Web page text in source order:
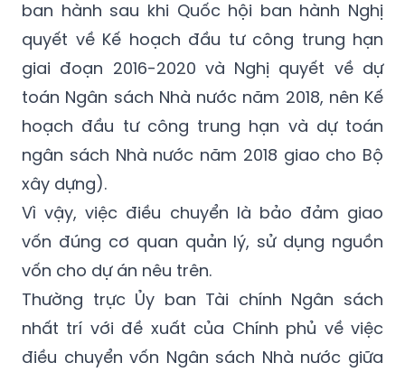
quốc gia Hà Nội tại Hòa Lạc từ Bộ xây dựng
về Đại học Quốc gia Hà Nội (Quyết định trên
ban hành sau khi Quốc hội ban hành Nghị
quyết về Kế hoạch đầu tư công trung hạn
giai đoạn 2016-2020 và Nghị quyết về dự
toán Ngân sách Nhà nước năm 2018, nên Kế
hoạch đầu tư công trung hạn và dự toán
ngân sách Nhà nước năm 2018 giao cho Bộ
xây dựng).
Vì vậy, việc điều chuyển là bảo đảm giao
vốn đúng cơ quan quản lý, sử dụng nguồn
vốn cho dự án nêu trên.
Thường trực Ủy ban Tài chính Ngân sách